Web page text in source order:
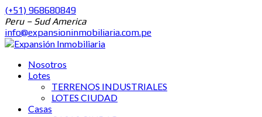
(+51) 968680849
Peru – Sud America
info@expansioninmobiliaria.com.pe
Nosotros
Lotes
TERRENOS INDUSTRIALES
LOTES CIUDAD
Casas